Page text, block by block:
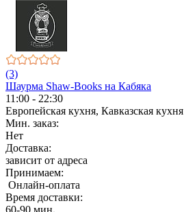
(3)
Шаурма Shaw-Books на Кабяка
11:00 - 22:30
Европейская кухня, Кавказская кухня
Мин. заказ:
Нет
Доставка:
зависит от адреса
Принимаем:
Онлайн-оплата
Время доставки:
60-90 мин.